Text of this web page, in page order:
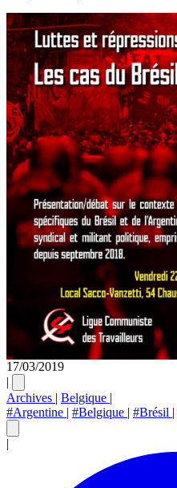
17/03/2019
|
Archives | Belgique |
#Argentine | #Belgique | #Brésil |
|